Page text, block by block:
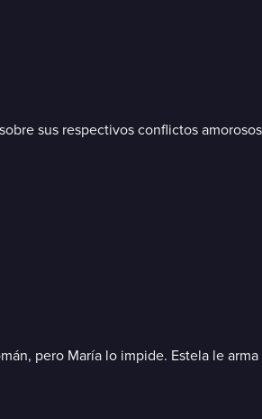
sus respectivos conflictos
pero María lo impide. Estela le